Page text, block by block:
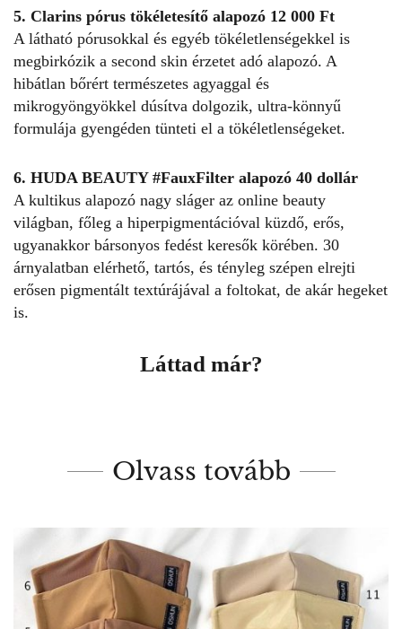
5. Clarins pórus tökéletesítő alapozó 12 000 Ft
A látható pórusokkal és egyéb tökéletlenségekkel is
megbirkózik a second skin érzetet adó alapozó. A
hibátlan bőrért természetes agyaggal és
mikrogyöngyökkel dúsítva dolgozik, ultra-könnyű
formulája gyengéden tünteti el a tökéletlenségeket.
6. HUDA BEAUTY #FauxFilter alapozó 40 dollár
A kultikus alapozó nagy sláger az online beauty
világban, főleg a hiperpigmentációval küzdő, erős,
ugyanakkor bársonyos fedést keresők körében. 30
árnyalatban elérhető, tartós, és tényleg szépen elrejti
erősen pigmentált textúrájával a foltokat, de akár hegeket
is.
Láttad már?
Olvass tovább